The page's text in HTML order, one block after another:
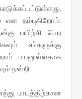
என நம்புகிறோம்.
பயிற்சி பெற
உங்களுக்கு
பயனுள்ளதாக
நன்றி.
பாடத்திற்கான